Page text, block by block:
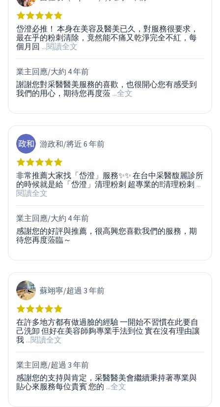
岱澄必推！ 本身在美容及醫美已久，對服務很要求，
最在乎的粉刺清除，竟然能不痛又乾淨完全不紅，每
個月回 ...閱讀全文
業主回應/大約 4 年前
謝謝您對采醫醫美服務的喜歡，也很開心您有感受到
我們的用心，期待您再度蒞 ...全文
游政和/將近 6 年前
非常推薦大家找「岱澄」服務✨✨ 在台中采醫馥麗診所
的時候就是給「岱澄」清理粉刺 超專業的‼️清理粉刺 ...
閱讀全文
業主回應/大約 4 年前
感謝您的好評與推薦，很高興您喜歡我們的服務，期
待您再度蒞臨～
蘇翊寧/超過 3 年前
在許多地方都有做過臉的經驗 一開始不習慣在此要自
己洗卸 但好在美容師夠專業手法到位 實在沒有理由讓
我 ...閱讀全文
業主回應/超過 3 年前
感謝您的支持與肯定，采醫醫美會繼續秉持著專業與
貼心來服務每位貴賓 您的 ...全文